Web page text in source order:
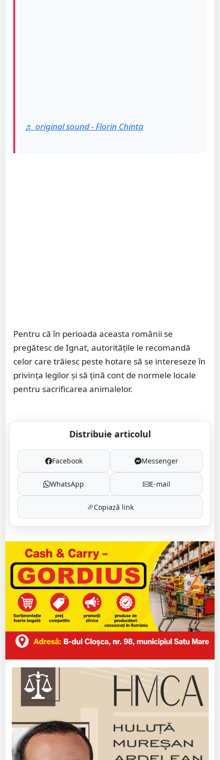
♬ original sound - Florin Chinta
Pentru că în perioada aceasta românii se
pregătesc de Ignat, autorităţile le recomandă
celor care trăiesc peste hotare să se intereseze în
privinţa legilor şi să ţină cont de normele locale
pentru sacrificarea animalelor.
Distribuie articolul
Facebook Messenger
WhatsApp E-mail
Copiază link